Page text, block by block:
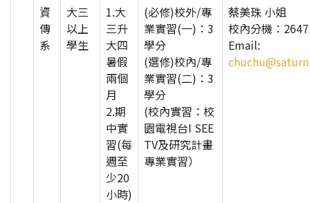
資
傳
系
大三
以上
學生
1.大
三升
大四
暑假
兩個
月
2.期
中實
習(每
週至
少20
小時)
(必修)校外/專
業實習(一)：3
學分
(選修)校內/專
業實習(二)：3
學分
(校內實習：校
園電視台I SEE
TV及研究計畫
專業實習）
蔡美珠 小姐
校內分機：2647
Email: